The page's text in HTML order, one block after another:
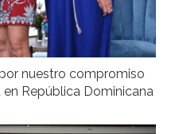
nuestro compromiso
República Dominicana